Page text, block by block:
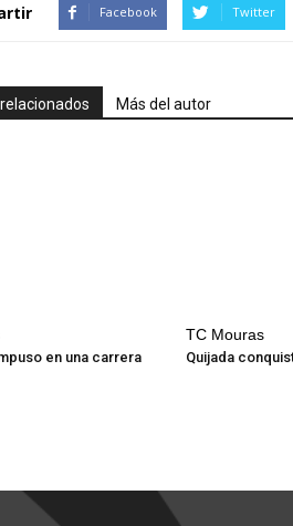
Facebook Twitter
Más del autor
en una carrera
TC Mouras
Quijada